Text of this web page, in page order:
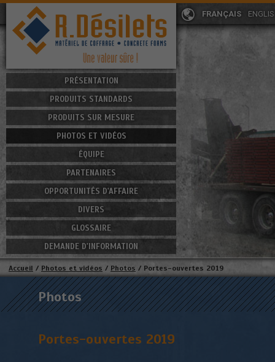
PRÉSENTATION
PRODUITS STANDARDS
PRODUITS SUR MESURE
PHOTOS ET VIDÉOS
ÉQUIPE
PARTENAIRES
OPPORTUNITÉS D'AFFAIRE
DIVERS
GLOSSAIRE
DEMANDE D'INFORMATION
FRANÇAIS
Accueil / Photos et vidéos / Photos / Portes-ouvertes 2019
Photos
Portes-ouvertes 2019